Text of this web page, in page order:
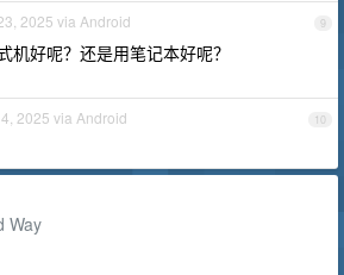
9
2025 via Android
机好呢？还是用笔记本好呢？
10
2025 via Android
Way